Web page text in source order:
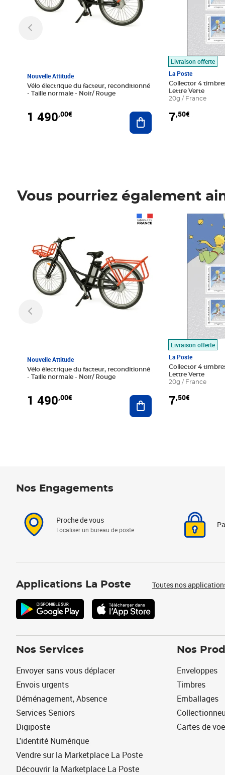
Nouvelle Attitude
Vélo électrique du facteur, reconditionné
- Taille normale - Noir/ Rouge
1 490,00€ Ajouter au panier
Livraison offerte
La Poste
Collector 4
Lettre Verte
20g / France
7,50€
Vous pourriez également
Nouvelle Attitude
Vélo électrique du facteur, reconditionné
- Taille normale - Noir/ Rouge
1 490,00€ Ajouter au panier
Livraison offerte
La Poste
Collector 4
Lettre Verte
20g / France
7,50€
Prix 7,50€
Nos Engagements
Proche de vous
Localiser un bureau de poste
Applications La Poste Toutes nos
Nos Services
Envoyer sans vous déplacer
Envois urgents
Déménagement, Absence
Services Seniors
Digiposte
L'identité Numérique
Vendre sur la Marketplace La Poste
Découvrir la Marketplace La Poste
Nos
Enveloppes
Timbres
Emballages
Cartes de